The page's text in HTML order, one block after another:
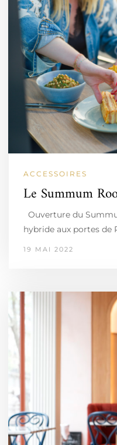
ACCESSOIRES
Le Summum
Ouverture du
hybride aux portes de
19 MAI 2022